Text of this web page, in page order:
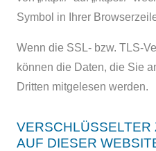
Symbol in Ihrer
Wenn die SSL- bzw. TLS-
können die Daten, die Sie
Dritten mitgelesen werden.
AUF DIESER